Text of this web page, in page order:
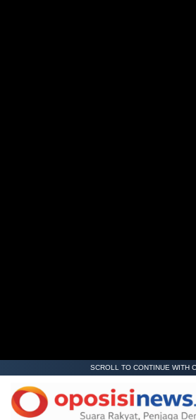
SCROLL TO CONTINUE WITH